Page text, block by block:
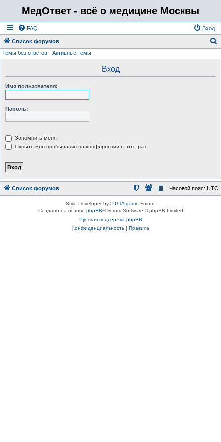
МедОтвет - всё о медицине Москвы
FAQ Вход
Список форумов
Темы без ответов Активные темы
Вход
Имя пользователя:
Пароль:
Запомнить меня
Скрыть моё пребывание на конференции в этот раз
Список форумов Часовой пояс: UTC
Style Developer by ©GTA game Forum.
Создано на основе phpBB® Forum Software © phpBB Limited
Русская поддержка phpBB
Конфиденциальность| Правила